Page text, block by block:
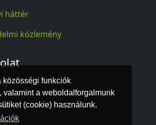
közösségi funkciók
valamint a weboldalforgalmunk
(cookie) használunk.
háttér
közlemény